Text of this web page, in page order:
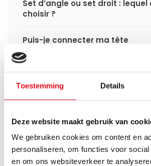
Toestemming Details
Deze website maakt gebruik van
We gebruiken cookies om content en
personaliseren, om functies voor
en om ons websiteverkeer te
Set d’angle ou set droit : lequel
choisir ?
Puis-je connecter ma tête
thermostatique intelligente aux
radiateurs à panneaux de
Radiator‑Outlet ?
Comment calculer la capacité
Quel est le délai de livraison
radiateur à panneaux et quand
recevrai-je si je passe une